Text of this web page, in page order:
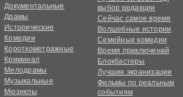
Документальные
Драмы
Исторические
Комедии
Короткометражные
Криминал
Мелодрамы
Музыкальные
Мюзиклы
выбор редакции
Сейчас самое время
Волшебные истории
Семейные комедии
Время приключений
Блокбастеры
Лучшие экранизации
Фильмы по реальным
событиям